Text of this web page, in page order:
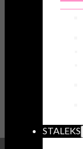
STALEKS